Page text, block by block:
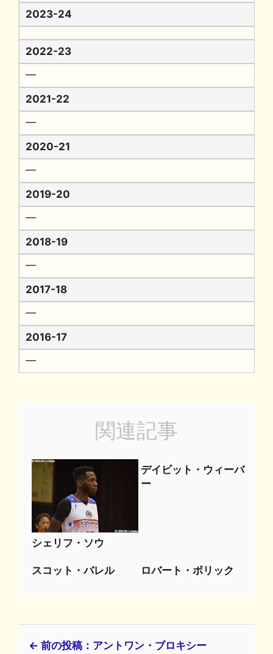
2023-24
2022-23
━
2021-22
━
2020-21
━
2019-20
━
2018-19
━
2017-18
━
2016-17
━
関連記事
シェリフ・ソウ
デイビット・ウィーバ
ー
スコット・バレル ロバート・ボリック
← 前の投稿：アントワン・ブロキシー